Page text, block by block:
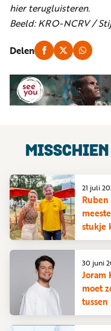
hier terugluisteren.
Beeld: KRO-NCRV /
Delen
MISSCHIEN
stukje
21 juli
Joram
moet
30 juni